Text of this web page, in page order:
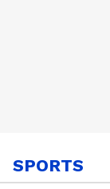
SPORTS